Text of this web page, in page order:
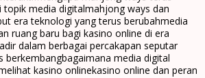
topik media digitalmahjong ways dan
era teknologi yang terus berubahmedia
ruang baru bagi kasino online di era
dalam berbagai percakapan seputar
berkembangbagaimana media digital
kasino onlinekasino online dan peran